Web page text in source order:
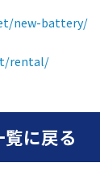
new-battery/
rental/
覧に戻る